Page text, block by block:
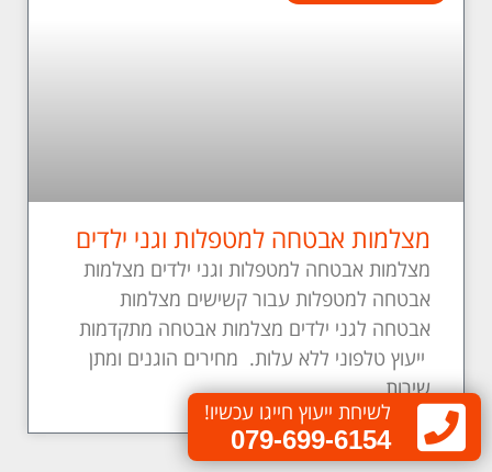
מצלמות אבטחה למטפלות וגני ילדים
מצלמות אבטחה למטפלות וגני ילדים מצלמות
אבטחה למטפלות עבור קשישים מצלמות
אבטחה לגני ילדים מצלמות אבטחה מתקדמות
ייעוץ טלפוני ללא עלות. מחירים הוגנים ומתן
שירות
קרא עוד »
לשיחת ייעוץ חייגו עכשיו!
079-699-6154